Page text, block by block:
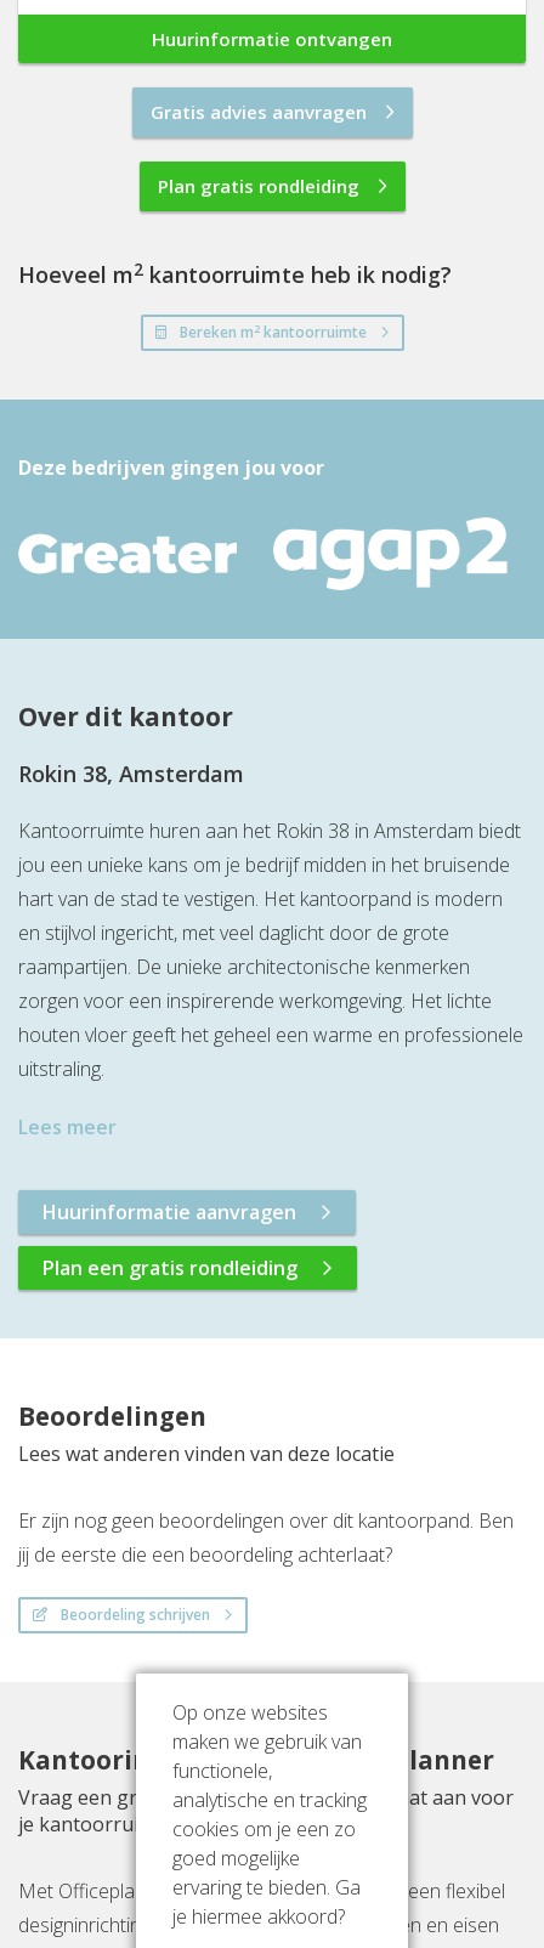
Huurinformatie ontvangen
Gratis advies aanvragen
Plan gratis rondleiding
Hoeveel m2 kantoorruimte heb ik nodig?
Bereken m2kantoorruimte
Deze bedrijven gingen jou voor
Over dit kantoor
Rokin 38, Amsterdam
Kantoorruimte huren aan het Rokin 38 in Amsterdam biedt
jou een unieke kans om je bedrijf midden in het bruisende
hart van de stad te vestigen. Het kantoorpand is modern
en stijlvol ingericht, met veel daglicht door de grote
raampartijen. De unieke architectonische kenmerken
zorgen voor een inspirerende werkomgeving. Het lichte
houten vloer geeft het geheel een warme en professionele
uitstraling.
Lees meer
Huurinformatie aanvragen
Plan een gratis rondleiding
Beoordelingen
Lees wat anderen vinden van deze locatie
Er zijn nog geen beoordelingen over dit kantoorpand. Ben
jij de eerste die een beoordeling achterlaat?
Beoordeling schrijven
Kantoorinrichting met Officeplanner
Vraag een gratis inrichtingsvoorstel op maat aan voor
je kantoorruimte aan Rokin 38
Met Officeplanner huur, huurkoop of koop je een flexibel
designinrichtingspakket op basis van je wensen en eisen
Op onze websites
maken we gebruik van
functionele,
analytische en tracking
cookies om je een zo
goed mogelijke
ervaring te bieden. Ga
je hiermee akkoord?